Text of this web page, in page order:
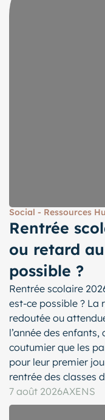
Social - Ressources
Rentrée
ou retard
possible ?
Rentrée scolaire
est-ce possible ? La
redoutée ou
l’année des
coutumier que les
pour leur premier
rentrée des classes
7 août 2026AXENS